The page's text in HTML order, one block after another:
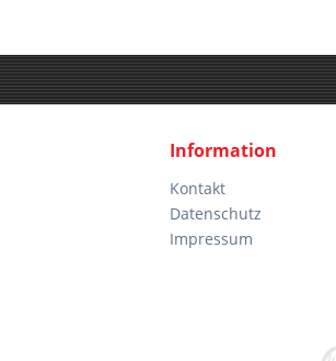
Information
Kontakt
Datenschutz
Impressum